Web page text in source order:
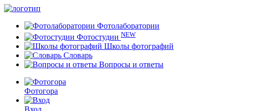
Фотолаборатории
Фотостудии NEW
Школы фотографий
Словарь
Вопросы и ответы
Фотогора